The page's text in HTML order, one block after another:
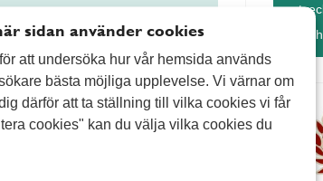
behovet av omfattande
kunder med
som behöver
Läs
sidan använder cookies
att undersöka hur vår hemsida används
bästa möjliga upplevelse. Vi värnar om
därför att ta ställning till vilka cookies vi får
cookies" kan du välja vilka cookies du